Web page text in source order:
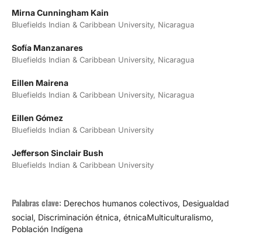
Mirna Cunningham Kain
Bluefields Indian & Caribbean University, Nicaragua
Sofía Manzanares
Bluefields Indian & Caribbean University, Nicaragua
Eillen Mairena
Bluefields Indian & Caribbean University, Nicaragua
Eillen Gómez
Bluefields Indian & Caribbean University
Jefferson Sinclair Bush
Bluefields Indian & Caribbean University
Palabras clave: Derechos humanos colectivos, Desigualdad
social, Discriminación étnica, étnicaMulticulturalismo,
Población Indígena